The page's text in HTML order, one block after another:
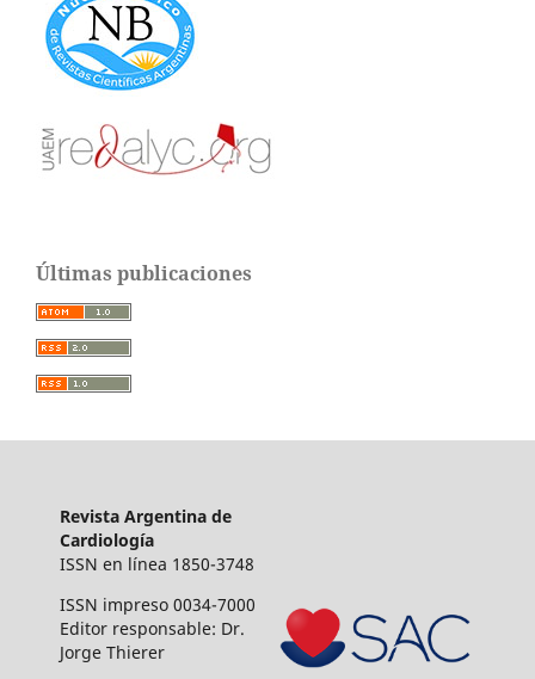
Últimas publicaciones
Revista Argentina de
Cardiología
ISSN en línea 1850-3748
ISSN impreso 0034-7000
Editor responsable: Dr.
Jorge Thierer